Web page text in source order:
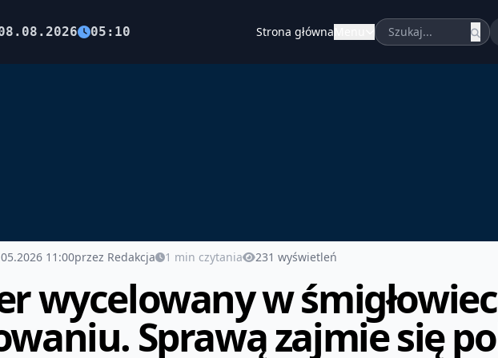
05:10 Strona główna
11:00przez Redakcja 1 min czytania 231 wyświetleń
wycelowany w
Sprawą zajmie się